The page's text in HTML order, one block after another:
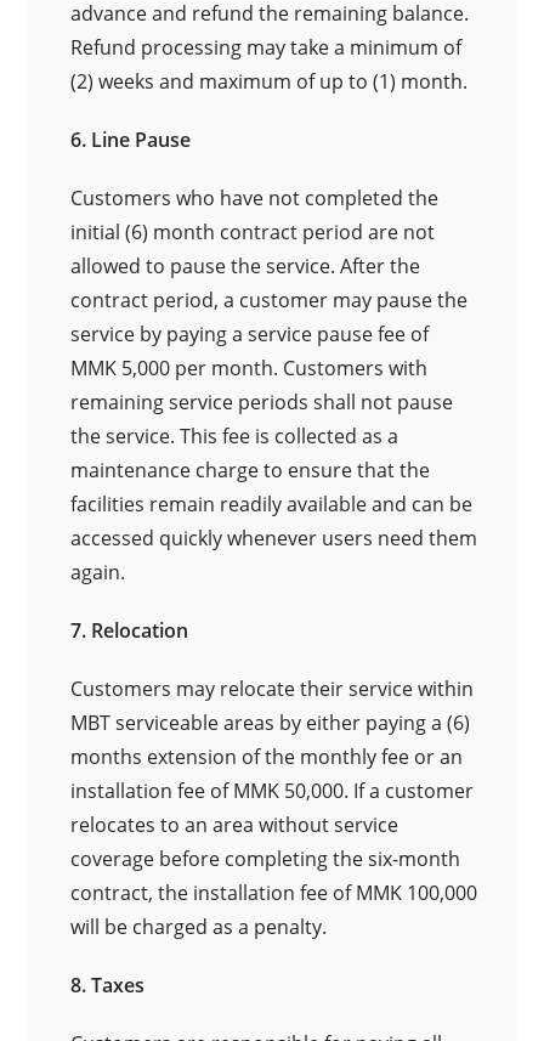
advance and refund the remaining balance.
Refund processing may take a minimum of
(2) weeks and maximum of up to (1) month.
6. Line Pause
Customers who have not completed the
initial (6) month contract period are not
allowed to pause the service. After the
contract period, a customer may pause the
service by paying a service pause fee of
MMK 5,000 per month. Customers with
remaining service periods shall not pause
the service. This fee is collected as a
maintenance charge to ensure that the
facilities remain readily available and can be
accessed quickly whenever users need them
again.
7. Relocation
Customers may relocate their service within
MBT serviceable areas by either paying a (6)
months extension of the monthly fee or an
installation fee of MMK 50,000. If a customer
relocates to an area without service
coverage before completing the six-month
contract, the installation fee of MMK 100,000
will be charged as a penalty.
8. Taxes